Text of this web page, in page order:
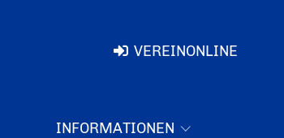
VEREINONLINE
INFORMATIONEN